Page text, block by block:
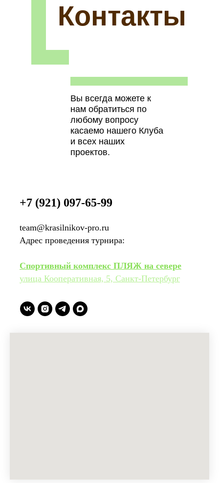
Контакты
Вы всегда можете к
нам обратиться по
любому вопросу
касаемо нашего Клуба
и всех наших
проектов.
+7 (921) 097-65-99
team@krasilnikov-pro.ru
Адрес проведения турнира:
Cпортивный комплекс ПЛЯЖ на севере
улица Кооперативная, 5, Санкт-Петербург